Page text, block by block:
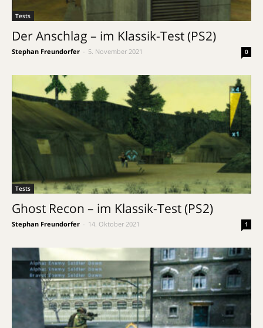
Tests
Der Anschlag – im Klassik-Test (PS2)
Stephan Freundorfer 5. November 2021 0
Tests
Ghost Recon – im Klassik-Test (PS2)
Stephan Freundorfer 14. Oktober 2021 1